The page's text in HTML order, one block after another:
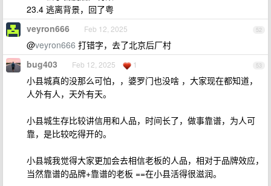
23.4 逃离背景，回了粤
52
veyron666 Feb 12, 2025
@veyron666 打错字，去了北京后厂村
53
bug403 Feb 12, 2025 1
小县城真的没那么可怕，，婆罗门也没啥 ，大家现在都知道，
人外有人，天外有天。
小县城生存比较讲信用和人品，时间长了，做事靠谱，为人可
靠，是比较吃得开的。
小县城我觉得大家更加会去相信老板的人品，相对于品牌效应，
当然靠谱的品牌+靠谱的老板 ==在小县活得很滋润。